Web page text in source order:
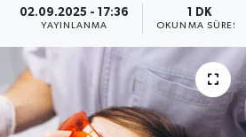
02.09.2025 - 17:36
YAYINLANMA
1 DK
OKUNMA SÜRESI